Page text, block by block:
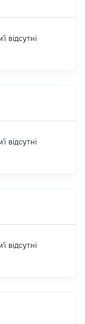
відсутні
відсутні
відсутні